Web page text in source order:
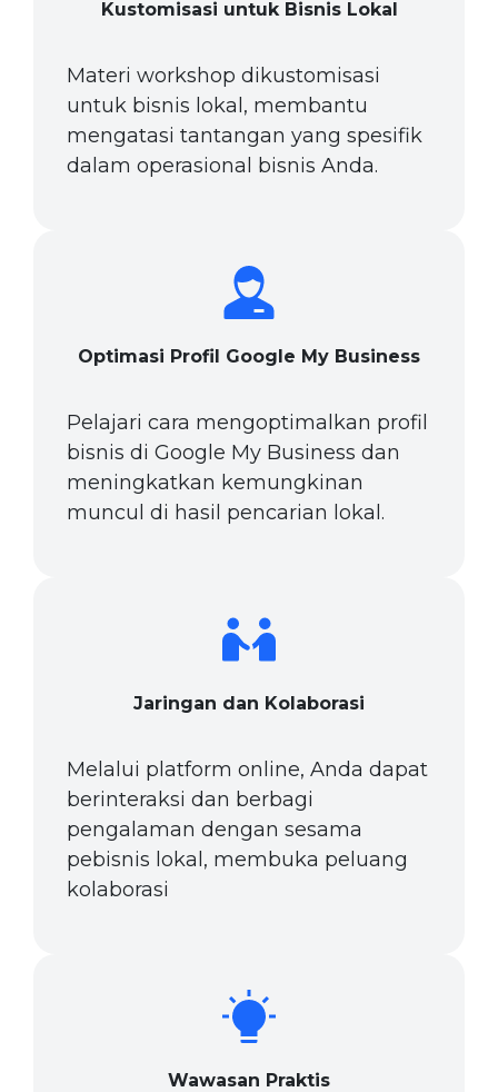
Kustomisasi untuk Bisnis Lokal
Materi workshop dikustomisasi
untuk bisnis lokal, membantu
mengatasi tantangan yang spesifik
dalam operasional bisnis Anda.
Optimasi Profil Google My Business
Pelajari cara mengoptimalkan profil
bisnis di Google My Business dan
meningkatkan kemungkinan
muncul di hasil pencarian lokal.
Jaringan dan Kolaborasi
Melalui platform online, Anda dapat
berinteraksi dan berbagi
pengalaman dengan sesama
pebisnis lokal, membuka peluang
kolaborasi
Wawasan Praktis